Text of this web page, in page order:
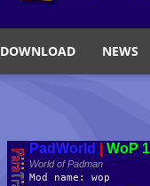
DOWNLOAD NEWS